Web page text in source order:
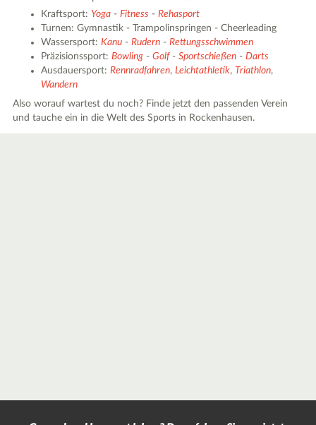
Kraftsport: Yoga -Fitness -Rehasport
Turnen: Gymnastik - Trampolinspringen - Cheerleading
Wassersport:Kanu -Rudern -Rettungsschwimmen
Präzisionssport:Bowling -Golf-Sportschießen -Darts
Ausdauersport:Rennradfahren,Leichtathletik,Triathlon,
Wandern
Also worauf wartest du noch? Finde jetzt den passenden Verein
und tauche ein in die Welt des Sports in Rockenhausen.